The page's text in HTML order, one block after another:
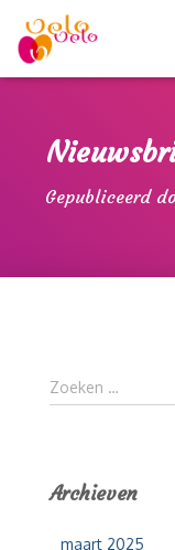
Gepubliceerd
Z
o
n
Zoeken …
Archieven
maart 2025